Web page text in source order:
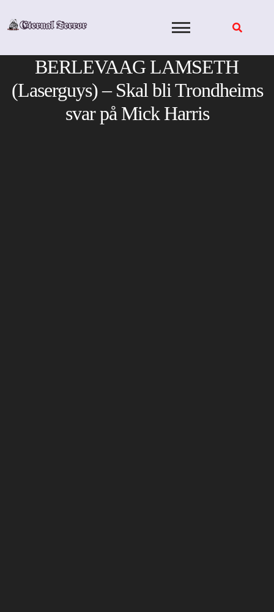
BERLEVAAG LAMSETH
(Laserguys) – Skal bli Trondheims
svar på Mick Harris